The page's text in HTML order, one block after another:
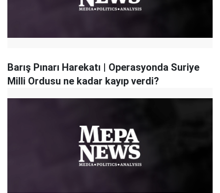
Barış Pınarı Harekatı | Operasyonda Suriye
Milli Ordusu ne kadar kayıp verdi?